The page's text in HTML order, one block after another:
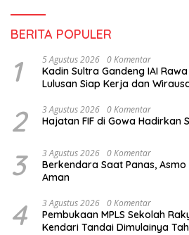
BERITA POPULER
1 5 Agustus 2026 0 Komentar
Kadin Sultra Gandeng IAI
Lulusan Siap Kerja dan
2 3 Agustus 2026 0 Komentar
Hajatan FIF di Gowa Hadirkan
3 3 Agustus 2026 0 Komentar
Berkendara Saat Panas, Asmo
Aman
4 3 Agustus 2026 0 Komentar
Pembukaan MPLS Sekolah
Kendari Tandai Dimulainya